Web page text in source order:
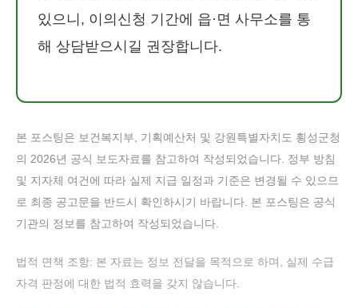
있으니, 이의신청 기간에 읍·면 사무소를 통
해 상담받으시길 권장합니다.
본 포스팅은 보건복지부, 기획예산처 및 강원특별자치도 횡성군청
의 2026년 공식 보도자료를 참고하여 작성되었습니다. 정부 방침
및 지자체 여건에 따라 실제 지급 일정과 기준은 변경될 수 있으므
로 최종 공고문을 반드시 확인하시기 바랍니다. 본 포스팅은 공식
기관의 정보를 참고하여 작성되었습니다.
법적 면책 조항: 본 자료는 정보 전달을 목적으로 하며, 실제 수급
자격 판정에 대한 법적 효력을 갖지 않습니다.